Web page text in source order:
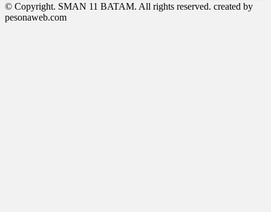
© Copyright. SMAN 11 BATAM. All rights reserved. created by
pesonaweb.com